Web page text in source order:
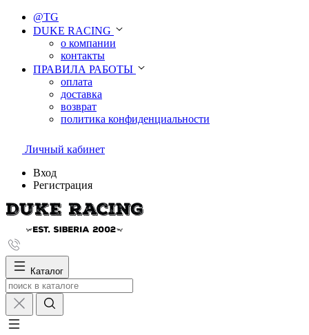
@TG
DUKE RACING
о компании
контакты
ПРАВИЛА РАБОТЫ
оплата
доставка
возврат
политика конфиденциальности
Личный кабинет
Вход
Регистрация
Каталог